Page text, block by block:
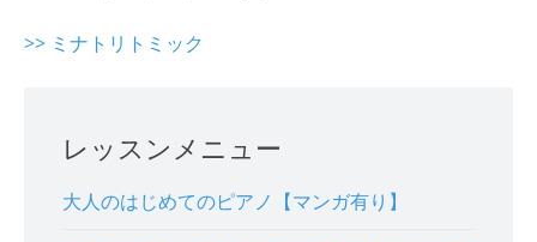
>> ミナトリトミック
レッスンメニュー
大人のはじめてのピアノ【マンガ有り】